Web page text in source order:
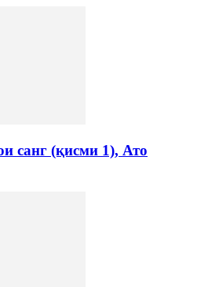
санг (қисми 1), Ато